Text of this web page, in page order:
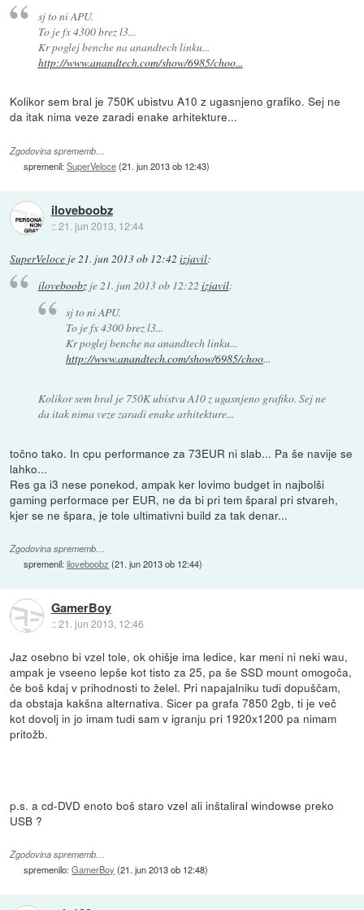
sj to ni APU.
To je fx 4300 brez l3...
Kr poglej benche na anandtech linku...
http://www.anandtech.com/show/6985/choo...
Kolikor sem bral je 750K ubistvu A10 z ugasnjeno grafiko. Sej ne
da itak nima veze zaradi enake arhitekture...
Zgodovina sprememb…
spremenil:SuperVeloce(21. jun 2013 ob 12:43)
iloveboobz
::21. jun 2013, 12:44
SuperVeloce je 21. jun 2013 ob 12:42 izjavil:
iloveboobzje21. jun 2013 ob 12:22 izjavil:
sj to ni APU.
To je fx 4300 brez l3...
Kr poglej benche na anandtech linku...
http://www.anandtech.com/show/6985/choo...
Kolikor sem bral je 750K ubistvu A10 z ugasnjeno grafiko. Sej ne
da itak nima veze zaradi enake arhitekture...
točno tako. In cpu performance za 73EUR ni slab... Pa še navije se
lahko...
Res ga i3 nese ponekod, ampak ker lovimo budget in najbolši
gaming performace per EUR, ne da bi pri tem šparal pri stvareh,
kjer se ne špara, je tole ultimativni build za tak denar...
Zgodovina sprememb…
spremenil:iloveboobz (21. jun 2013 ob 12:44)
GamerBoy
::21. jun 2013, 12:46
Jaz osebno bi vzel tole, ok ohišje ima ledice, kar meni ni neki wau,
ampak je vseeno lepše kot tisto za 25, pa še SSD mount omogoča,
če boš kdaj v prihodnosti to želel. Pri napajalniku tudi dopuščam,
da obstaja kakšna alternativa. Sicer pa grafa 7850 2gb, ti je več
kot dovolj in jo imam tudi sam v igranju pri 1920x1200 pa nimam
pritožb.
p.s. a cd-DVD enoto boš staro vzel ali inštaliral windowse preko
USB ?
Zgodovina sprememb…
spremenilo:GamerBoy (21. jun 2013 ob 12:48)